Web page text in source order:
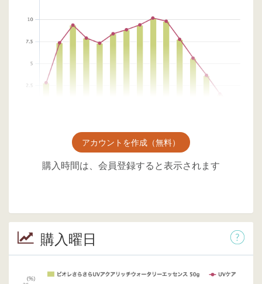
アカウントを作成（無料）
購入時間は、会員登録すると表示されます
購入曜日